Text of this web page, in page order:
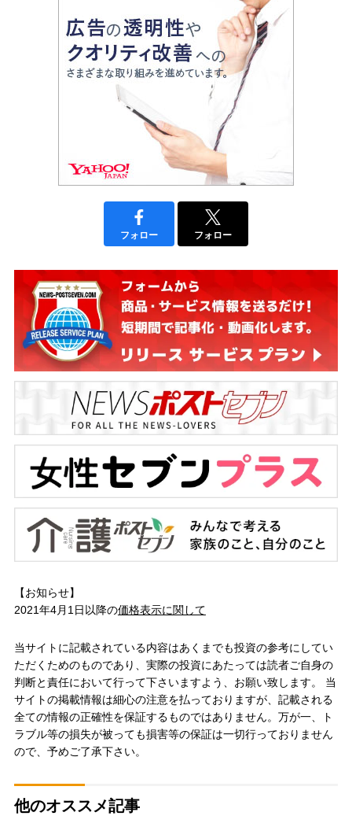
フォロー フォロー
【お知らせ】
2021年4月1日以降の価格表示に関して
当サイトに記載されている内容はあくまでも投資の参考にしてい
ただくためのものであり、実際の投資にあたっては読者ご自身の
判断と責任において行って下さいますよう、お願い致します。 当
サイトの掲載情報は細心の注意を払っておりますが、記載される
全ての情報の正確性を保証するものではありません。万が一、ト
ラブル等の損失が被っても損害等の保証は一切行っておりません
ので、予めご了承下さい。
他のオススメ記事